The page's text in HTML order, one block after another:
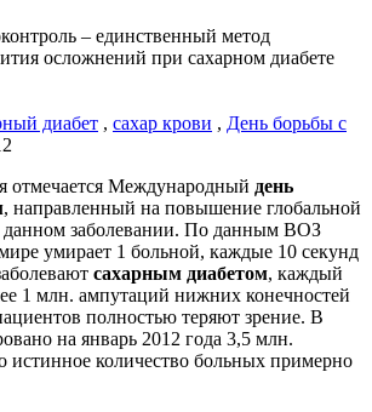
диабет , сахар крови , День борьбы с
отмечается Международный день
, направленный на повышение глобальной
данном заболевании. По данным ВОЗ
умирает 1 больной, каждые 10 секунд
сахарным диабетом, каждый
1 млн. ампутаций нижних конечностей
полностью теряют зрение. В
на январь 2012 года 3,5 млн.
истинное количество больных примерно